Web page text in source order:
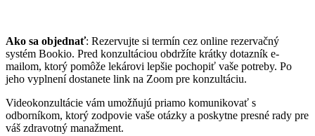
Ako sa objednať: Rezervujte si termín cez online rezervačný
systém Bookio. Pred konzultáciou obdržíte krátky dotazník e-
mailom, ktorý pomôže lekárovi lepšie pochopiť vaše potreby. Po
jeho vyplnení dostanete link na Zoom pre konzultáciu.
Videokonzultácie vám umožňujú priamo komunikovať s
odborníkom, ktorý zodpovie vaše otázky a poskytne presné rady pre
váš zdravotný manažment.